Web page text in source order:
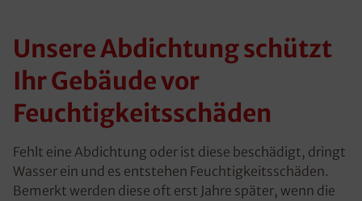
Unsere Abdichtung schützt
Ihr Gebäude vor
Feuchtigkeitsschäden
Fehlt eine Abdichtung oder ist diese beschädigt, dringt
Wasser ein und es entstehen Feuchtigkeitsschäden.
Bemerkt werden diese oft erst Jahre später, wenn die